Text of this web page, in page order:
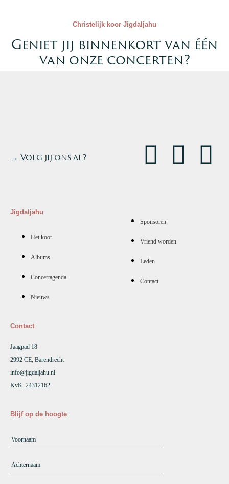
Christelijk koor Jigdaljahu
Geniet jij binnenkort van één
van onze concerten?
→ Volg jij ons al?
Jigdaljahu
Het koor
Albums
Concertagenda
Nieuws
Sponsoren
Vriend worden
Leden
Contact
Contact
Jaagpad 18
2992 CE, Barendrecht
info@jigdaljahu.nl
KvK. 24312162
Blijf op de hoogte